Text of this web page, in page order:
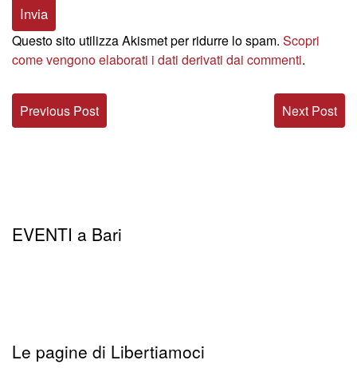
Questo sito utilizza Akismet per ridurre lo spam. Scopri
come vengono elaborati i dati derivati dai commenti.
Next Post
Previous Post
EVENTI a Bari
Le pagine di Libertiamoci